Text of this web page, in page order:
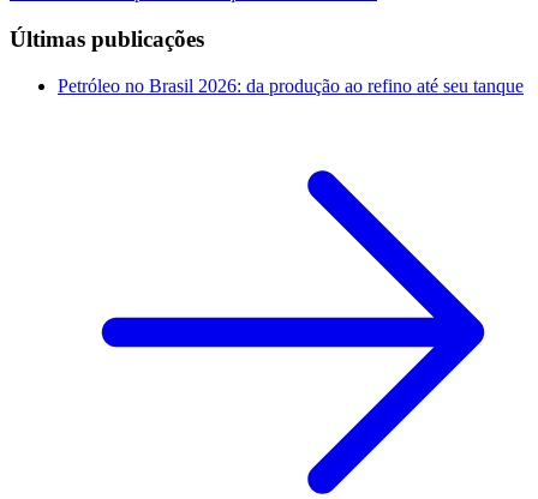
Últimas publicações
Petróleo no Brasil 2026: da produção ao refino até seu tanque